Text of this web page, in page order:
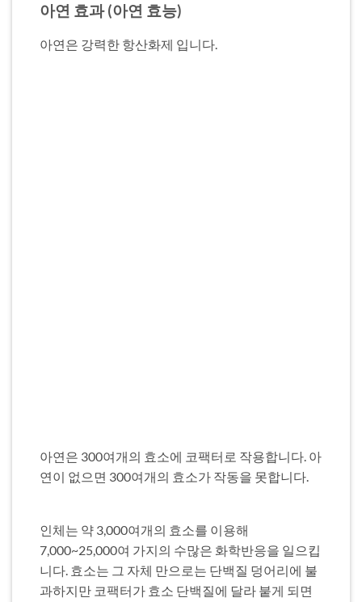
아연 효과 (아연 효능)
아연은 강력한 항산화제 입니다.
아연은 300여개의 효소에 코팩터로 작용합니다. 아
연이 없으면 300여개의 효소가 작동을 못합니다.
인체는 약 3,000여개의 효소를 이용해
7,000~25,000여 가지의 수많은 화학반응을 일으킵
니다. 효소는 그 자체 만으로는 단백질 덩어리에 불
과하지만 코팩터가 효소 단백질에 달라 붙게 되면